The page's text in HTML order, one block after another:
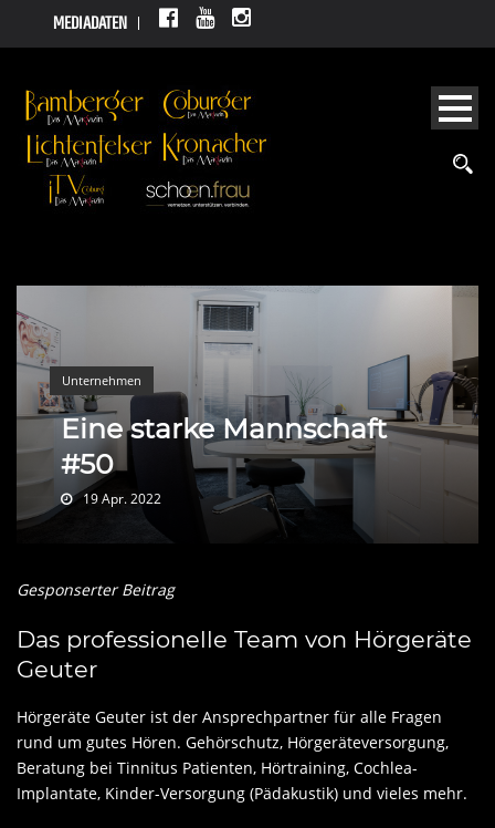
MEDIADATEN
Unternehmen
Eine starke Mannschaft
#50
19 Apr. 2022
Gesponserter Beitrag
Das professionelle Team von Hörgeräte
Geuter
Hörgeräte Geuter ist der Ansprechpartner für alle Fragen
rund um gutes Hören. Gehörschutz, Hörgeräteversorgung,
Beratung bei Tinnitus Patienten, Hörtraining, Cochlea-
Implantate, Kinder-Versorgung (Pädakustik) und vieles mehr.